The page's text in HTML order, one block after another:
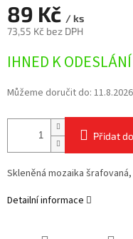
89 Kč / ks
73,55 Kč bez DPH
cena:
IHNED K ODESLÁNÍ
Můžeme doručit do: 11.8.2026
Přidat
Skleněná mozaika
Detailní informace